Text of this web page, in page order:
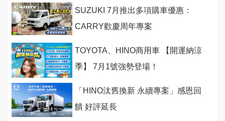
SUZUKI 7月推出多項購車優惠：
CARRY歡慶周年專案
TOYOTA、HINO商用車 【開運納涼
季】 7月1號強勢登場！
「HINO汰舊換新 永續專案」感恩回
饋 好評延長